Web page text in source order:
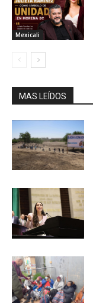
Mexicali
MAS LEÍDOS